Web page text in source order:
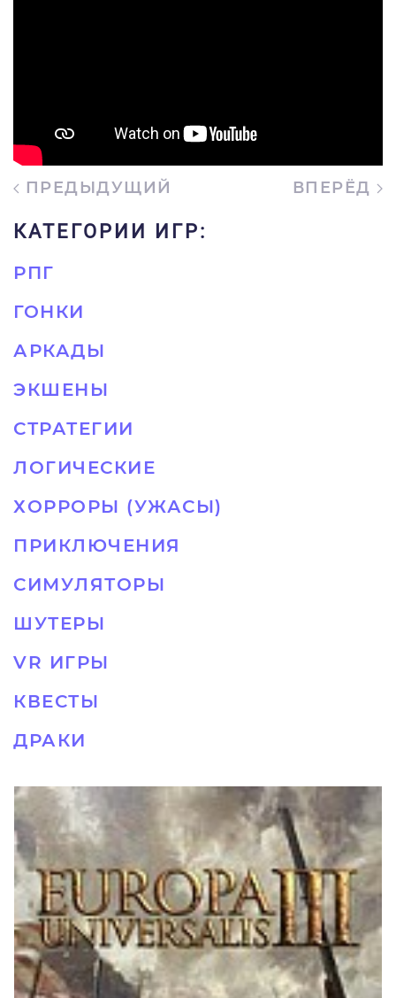
ПРЕДЫДУЩИЙ ВПЕРЁД
КАТЕГОРИИ ИГР:
РПГ
ГОНКИ
АРКАДЫ
ЭКШЕНЫ
СТРАТЕГИИ
ЛОГИЧЕСКИЕ
ХОРРОРЫ (УЖАСЫ)
ПРИКЛЮЧЕНИЯ
СИМУЛЯТОРЫ
ШУТЕРЫ
VR ИГРЫ
КВЕСТЫ
ДРАКИ